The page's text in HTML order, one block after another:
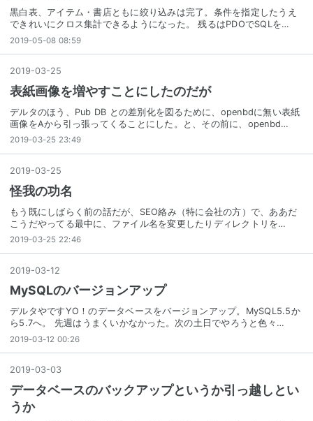
黒白表、アイテム・書店ともに絞り込みは完了。条件を指定したうえ
できれいにクロス集計できるようになった。 残るはPDOでSQLを…
2019-05-08 08:59
2019-03-25
表紙画像を増やすことにしたのだが
デルタのほう、Pub DB との差別化を図るために、openbdに無い表紙
画像をAから引っ張ってくることにした。と、その前に、openbd…
2019-03-25 23:49
2019-03-25
怪我の功名
もう既にしばらく前の話だが、SEO絡み（特に会社の方）で、ああだ
こうだやってる最中に、ファイル名を変更したりディレクトリを…
2019-03-25 22:46
2019-03-12
MySQLのバージョンアップ
デルタやですYO！のデータベースをバージョンアップ。MySQL5.5か
ら5.7へ。 先週はうまくいかなかった。次の土日でやろうと色々…
2019-03-12 00:26
2019-03-03
データベースのバックアップというか引っ越しとい
うか